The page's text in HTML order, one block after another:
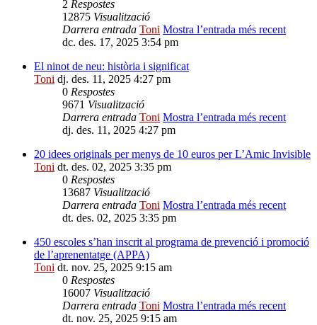
2 Respostes
12875 Visualització
Darrera entrada Toni Mostra l’entrada més recent
dc. des. 17, 2025 3:54 pm
El ninot de neu: història i significat
Toni dj. des. 11, 2025 4:27 pm
0 Respostes
9671 Visualització
Darrera entrada Toni Mostra l’entrada més recent
dj. des. 11, 2025 4:27 pm
20 idees originals per menys de 10 euros per L’Amic Invisible
Toni dt. des. 02, 2025 3:35 pm
0 Respostes
13687 Visualització
Darrera entrada Toni Mostra l’entrada més recent
dt. des. 02, 2025 3:35 pm
450 escoles s’han inscrit al programa de prevenció i promoció
de l’aprenentatge (APPA)
Toni dt. nov. 25, 2025 9:15 am
0 Respostes
16007 Visualització
Darrera entrada Toni Mostra l’entrada més recent
dt. nov. 25, 2025 9:15 am